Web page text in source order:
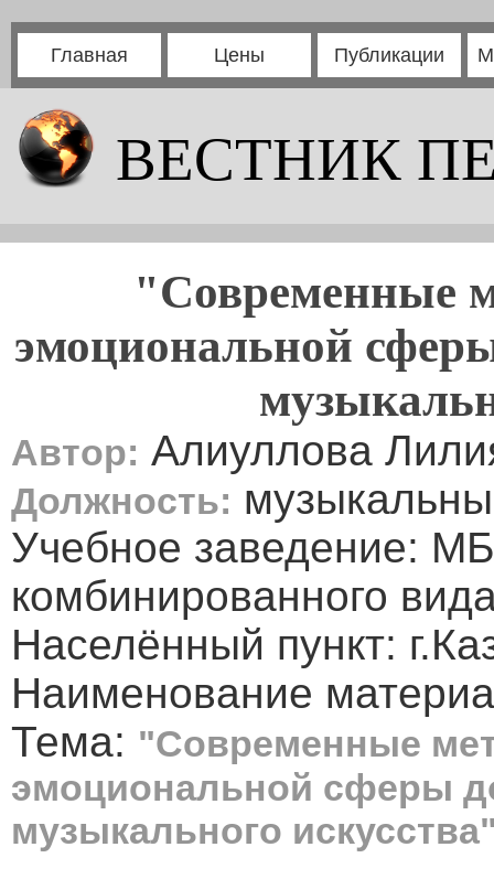
Главная Цены Публикации
ВЕСТНИК
"Современные
эмоциональной
Автор: Алиуллова
Должность:
Учебное заведение:
комбинированного
Населённый пункт:
Наименование
Тема: "Современные
эмоциональной сферы
музыкального